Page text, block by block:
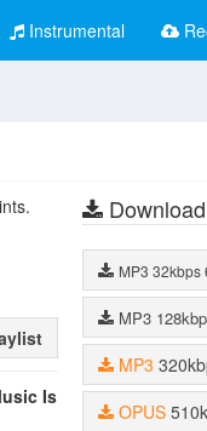
Instrumental
Is
Download
MP3 32kbps
MP3
MP3
OPUS